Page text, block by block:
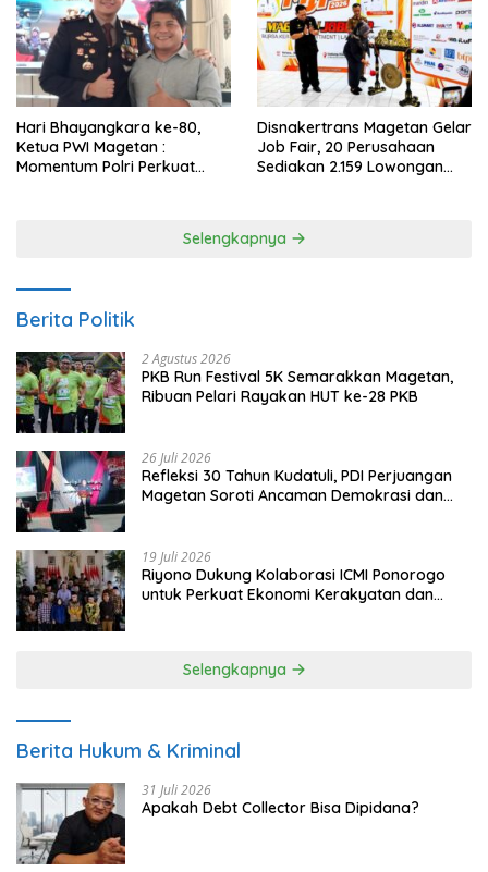
Hari Bhayangkara ke-80,
Ketua PWI Magetan :
Momentum Polri Perkuat
Disnakertrans Magetan Gelar
Job Fair, 20 Perusahaan
Sediakan 2.159 Lowongan
Selengkapnya
Berita Politik
2 Agustus 2026
PKB Run Festival 5K Semarakkan Magetan,
Ribuan Pelari Rayakan HUT ke-28 PKB
26 Juli 2026
Refleksi 30 Tahun Kudatuli, PDI Perjuangan
Magetan Soroti Ancaman Demokrasi dan
19 Juli 2026
Riyono Dukung Kolaborasi ICMI Ponorogo
untuk Perkuat Ekonomi Kerakyatan dan
Selengkapnya
Berita Hukum & Kriminal
31 Juli 2026
Apakah Debt Collector Bisa Dipidana?